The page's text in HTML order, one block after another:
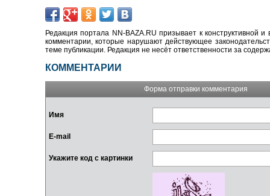
Редакция портала NN-BAZA.RU призывает к конструктивной
комментарии, которые нарушают действующее
теме публикации. Редакция не несёт ответственности за
КОММЕНТАРИИ
Форма отправки комментария
Имя
E-mail
Укажите код с картинки